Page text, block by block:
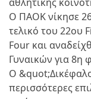
αθλητικής
Ο ΠΑΟΚ νίκησε
τελικό του 22ου
Four και
Γυναικών για 8η
Ο
περισσότερες